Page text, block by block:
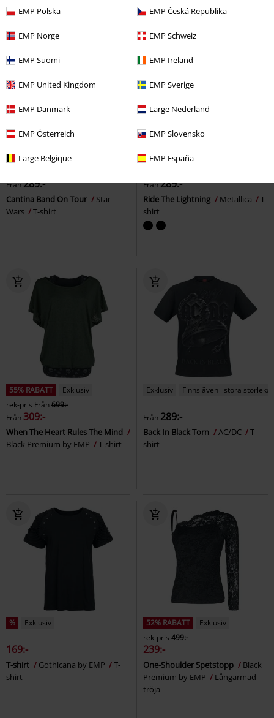
EMP Polska EMP Česká Republika
EMP Norge EMP Schweiz
EMP Suomi EMP Ireland
EMP United Kingdom EMP Sverige
EMP Danmark Large Nederland
EMP Österreich EMP Slovensko
Large Belgique EMP España
Finns även i stora storlekar
Från289:-
Cantina Band On Tour
Star
Wars
T-shirt
Finns även i stora storlekar
Från289:-
Ride The Lightning Metallica
T-
shirt
55% RABATT
Exklusiv
rek-pris Från699:-
Från 309:-
When The Heart Rules The Mind
Black Premium by EMP
T-shirt
Exklusiv Finns även i stora storlekar
Från 289:-
Back In Black Torn AC/DC
T-
shirt
% Exklusiv
169:-
T-shirt Gothicana by EMP
T-
shirt
52% RABATT
Exklusiv
rek-pris 499:-
239:-
One-Shoulder Spetstopp
Black
Premium by EMP
Långärmad
tröja